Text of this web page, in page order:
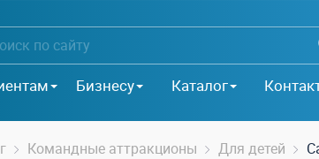
Бизнесу Каталог
Командные аттракционы Для детей